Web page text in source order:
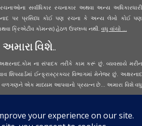
સર્વાધિકાર રચનાકાર અથવા અન્ય અધિકારધારી
પર પ્રસિધ્ધ કોઈ પણ રચના કે અન્ય લેખો કોઈ પણ
ક્રિએટીવ કોમન્સ) હેઠળ ઉપલબ્ધ નથી. વધુ વાંચો ...
અમારા વિશે..
ના સંપાદક તરીકે કામ કરૂં છું. વ્યવસાયે મરીન
શિપયાર્ડમાં ઈન્ફ્રાસ્ટ્રક્ચર વિભાગમાં મેનેજર છું. અક્ષરનાદ
વળગણને એક માધ્યમ આપવાનો પ્રયત્ન છે... અમારા વિશે વધુ
Site Assurance